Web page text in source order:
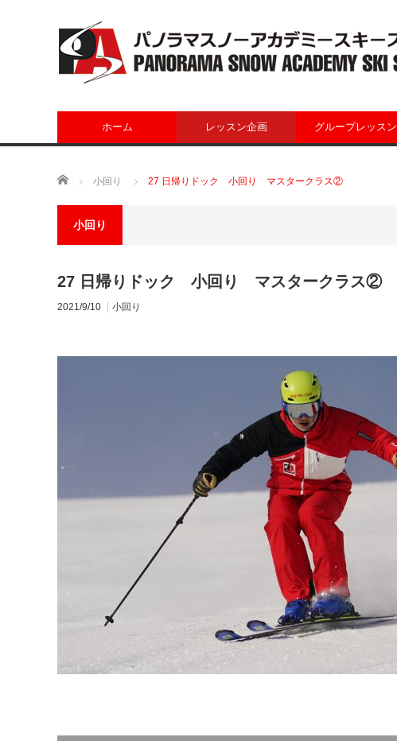
ホーム レッスン企画 グループレッスン
ホーム 小回り 27 日帰りドック 小回り マスタークラス②
小回り
27 日帰りドック 小回り マスタークラス②
2021/9/10 小回り